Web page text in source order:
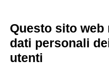
Dati societari
C.F./P.IVA 00619150147
Questo sito
dati personali
utenti